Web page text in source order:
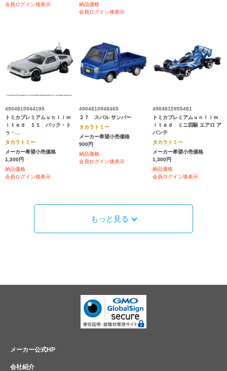
会員ログイン後表示
納品価格
会員ログイン後表示
4904810944195
トミカプレミアムｕｎｌｉｍ
ｉｔｅｄ １１ バック・ト
ゥ・...
タカラトミー
メーカー希望小売価格
1,200円
納品価格
会員ログイン後表示
4904810948469
２７ スバル サンバー
タカラトミー
メーカー希望小売価格
900円
納品価格
会員ログイン後表示
4904810955481
トミカプレミアムｕｎｌｉｍ
ｉｔｅｄ ミニ四駆 エアロ ア
バンテ
タカラトミー
メーカー希望小売価格
1,300円
納品価格
会員ログイン後表示
もっと見る
メーカー公式HP
会社紹介